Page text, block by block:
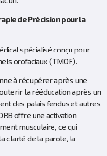
de Précision pour la
spécialisé conçu pour
orofaciaux (TMOF).
à récupérer après une
la rééducation après un
des palais fendus et autres
offre une activation
musculaire, ce qui
clarté de la parole, la